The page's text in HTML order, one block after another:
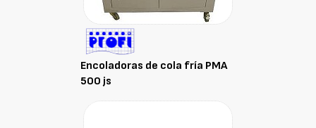
Encoladoras de cola fría PMA
500 js